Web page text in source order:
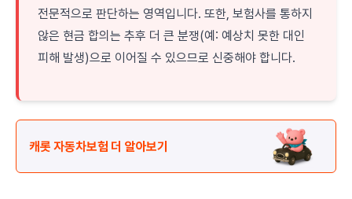
전문적으로 판단하는 영역입니다. 또한, 보험사를 통하지
않은 현금 합의는 추후 더 큰 분쟁(예: 예상치 못한 대인
피해 발생)으로 이어질 수 있으므로 신중해야 합니다.
캐롯 자동차보험 더 알아보기